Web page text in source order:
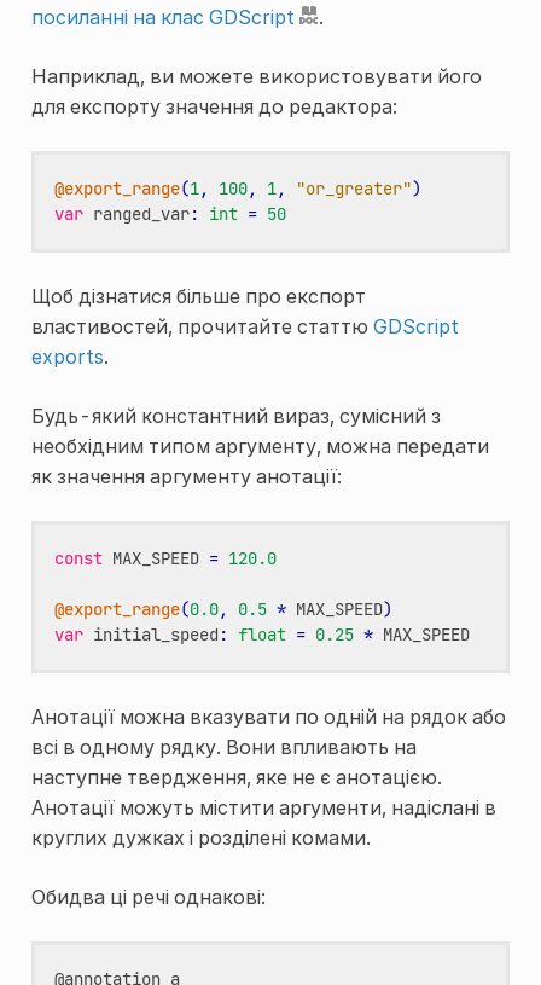
посиланні на клас GDScript
.
Наприклад, ви можете використовувати його
для експорту значення до редактора:
@export_range(1, 100, 1, "or_greater")
var ranged_var: int = 50
Щоб дізнатися більше про експорт
властивостей, прочитайте статтю GDScript
exports.
Будь-який константний вираз, сумісний з
необхідним типом аргументу, можна передати
як значення аргументу анотації:
const MAX_SPEED = 120.0
@export_range(0.0, 0.5 * MAX_SPEED)
var initial_speed : float = 0.25 * MAX_SPEED
Анотації можна вказувати по одній на рядок або
всі в одному рядку. Вони впливають на
наступне твердження, яке не є анотацією.
Анотації можуть містити аргументи, надіслані в
круглих дужках і розділені комами.
Обидва ці речі однакові:
@annotation_a